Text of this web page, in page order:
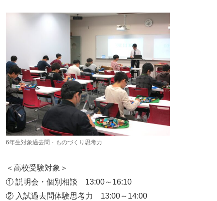
6年生対象過去問・ものづくり思考力
＜高校受験対象＞
① 説明会・個別相談 13:00～16:10
② 入試過去問体験思考力 13:00～14:00